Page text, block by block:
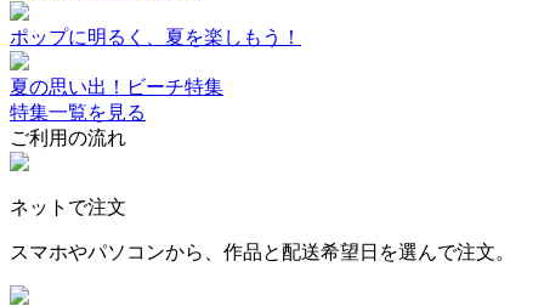
ポップに明るく、夏を楽しもう！
夏の思い出！ビーチ特集
特集一覧を見る
ご利用の流れ
ネットで注文
スマホやパソコンから、作品と配送希望日を選んで注文。